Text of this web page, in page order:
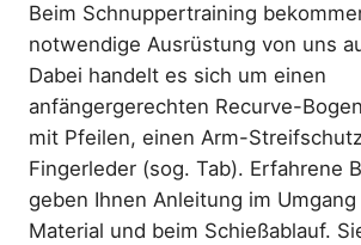
Beim Schnuppertraining
notwendige Ausrüstung von uns
Dabei handelt es sich um einen
anfängergerechten Recurve-
mit Pfeilen, einen Arm-
Fingerleder (sog. Tab). Erfahrene
geben Ihnen Anleitung im
Material und beim Schießablauf.